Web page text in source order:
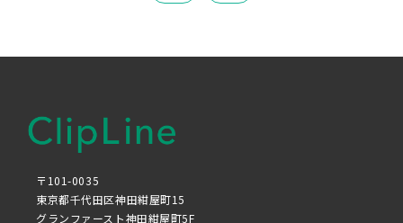
〒101-0035
東京都千代田区神田紺屋町15
グランファースト神田紺屋町5F